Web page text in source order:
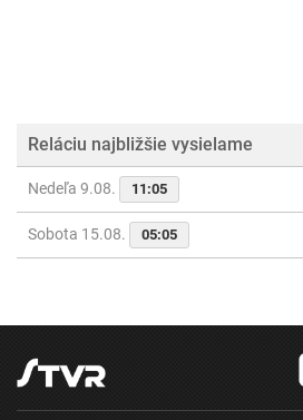
Reláciu najbližšie vysielame
Nedeľa 9.08. 11:05
Sobota 15.08. 05:05